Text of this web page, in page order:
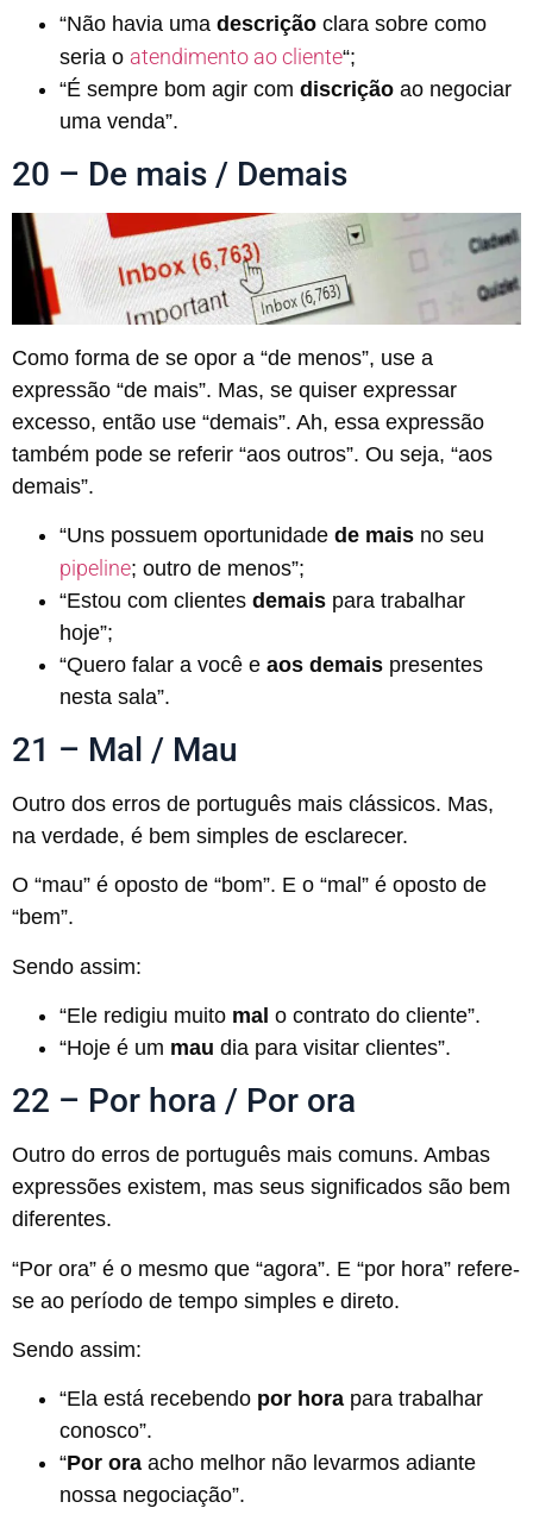
“Não havia uma descrição clara sobre como
seria o atendimento ao cliente“;
“É sempre bom agir com discrição ao negociar
uma venda”.
20 – De mais / Demais
Como forma de se opor a “de menos”, use a
expressão “de mais”. Mas, se quiser expressar
excesso, então use “demais”. Ah, essa expressão
também pode se referir “aos outros”. Ou seja, “aos
demais”.
“Uns possuem oportunidade de mais no seu
pipeline; outro de menos”;
“Estou com clientes demais para trabalhar
hoje”;
“Quero falar a você e aos demais presentes
nesta sala”.
21 – Mal / Mau
Outro dos erros de português mais clássicos. Mas,
na verdade, é bem simples de esclarecer.
O “mau” é oposto de “bom”. E o “mal” é oposto de
“bem”.
Sendo assim:
“Ele redigiu muito mal o contrato do cliente”.
“Hoje é um mau dia para visitar clientes”.
22 – Por hora / Por ora
Outro do erros de português mais comuns. Ambas
expressões existem, mas seus significados são bem
diferentes.
“Por ora” é o mesmo que “agora”. E “por hora” refere-
se ao período de tempo simples e direto.
Sendo assim:
“Ela está recebendo por hora para trabalhar
conosco”.
“Por ora acho melhor não levarmos adiante
nossa negociação”.